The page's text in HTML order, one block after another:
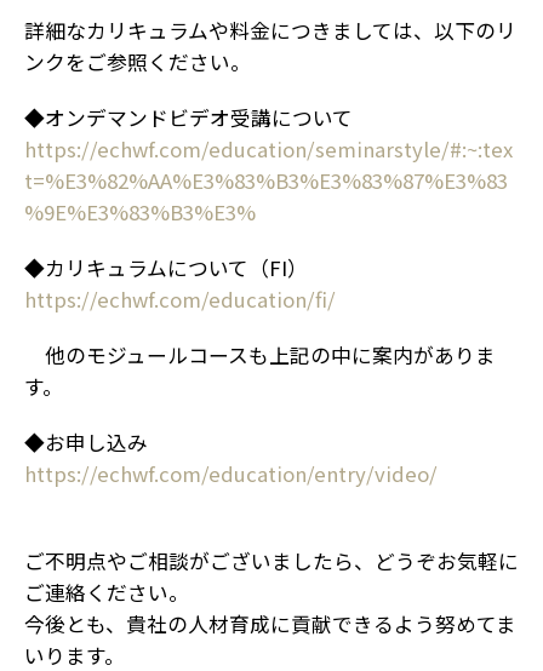
詳細なカリキュラムや料金につきましては、以下のリ
ンクをご参照ください。
◆オンデマンドビデオ受講について
https://echwf.com/education/seminarstyle/#:~:tex
t=%E3%82%AA%E3%83%B3%E3%83%87%E3%83
%9E%E3%83%B3%E3%
◆カリキュラムについて（FI）
https://echwf.com/education/fi/
他のモジュールコースも上記の中に案内がありま
す。
◆お申し込み
https://echwf.com/education/entry/video/
ご不明点やご相談がございましたら、どうぞお気軽に
ご連絡ください。
今後とも、貴社の人材育成に貢献できるよう努めてま
いります。